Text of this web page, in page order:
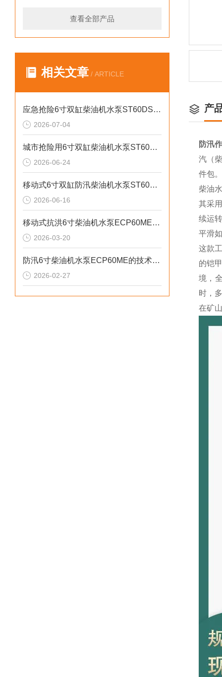
查看全部产品
相关文章 / ARTICLE
应急抢险6寸双缸柴油机水泵ST60DS产品介绍
2026-07-04
城市抢险用6寸双缸柴油机水泵ST60DS产品介绍
2026-06-24
移动式6寸双缸防汛柴油机水泵ST60SD产品介绍
2026-06-16
移动式抗洪6寸柴油机水泵ECP60ME产品介绍
2026-03-20
防汛6寸柴油机水泵ECP60ME的技术参数
2026-02-27
产
防汛
汽（
件包。
柴油
其采
续运
平滑
这款
的铠
境，
时，
在矿